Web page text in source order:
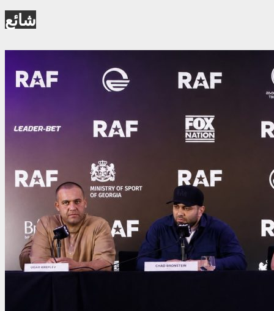
شائع